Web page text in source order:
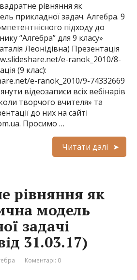
рівняння як
прикладної задач. Алгебра. 9
підходу до
“Алгебра” для 9 класу»
Леонідівна) Презентація
e-ranok_2010/8-
(9 клас):
e-ranok_2010/9-74332669
відеозаписи всіх вебінарів
творчого вчителя» та
до них на сайті
Просимо …
Читати далі
рівняння як
модель
задачі
31.03.17)
Коментарі: 0